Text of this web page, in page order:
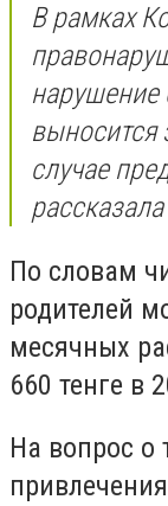
В рамках
нарушение
выносится
случае
По словам
родителей
месячных
660 тенге в
На вопрос о